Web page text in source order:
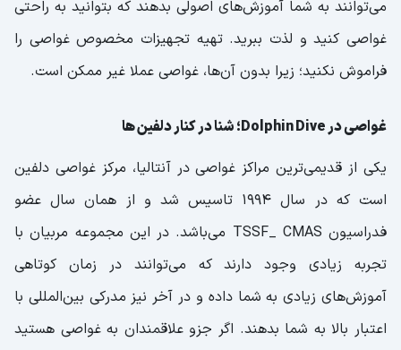
می‌توانند به شما آموزش‌های اصولی بدهند که بتوانید به راحتی
غواصی کنید و لذت ببرید. تهیه تجهیزات مخصوص غواصی را
فراموش نکنید؛ زیرا بدون آن‌ها، غواصی عملا غیر ممکن است.
غواصی در Dolphin Dive؛ شنا در کنار دلفین ها
یکی از قدیمی‌ترین مراکز غواصی در آنتالیا، مرکز غواصی دلفین
است که در سال 1994 تاسیس شد و از همان سال عضو
فدراسیون TSSF_ CMAS می‌باشد. در این مجموعه مربیان با
تجربه زیادی وجود دارند که می‌توانند در زمان کوتاهی
آموزش‌های زیادی به شما داده و در آخر نیز مدرکی بین‌المللی با
اعتبار بالا به شما بدهند. اگر جزو علاقمندان به غواصی هستید